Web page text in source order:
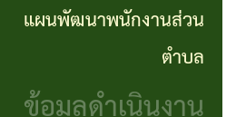
ซื้อ
จ้าง
ราย
องค์กร
แผนพัฒนาพนักงานส่วน
ตำบล